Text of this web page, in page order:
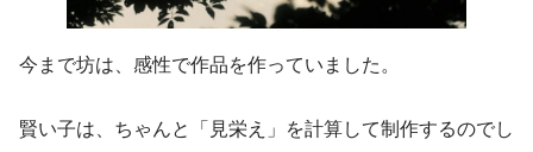
今まで坊は、感性で作品を作っていました。
賢い子は、ちゃんと「見栄え」を計算して制作するのでし